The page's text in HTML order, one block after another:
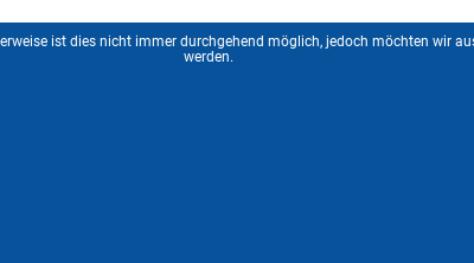
ist dies nicht immer durchgehend möglich, jedoch möchten wir
werden.